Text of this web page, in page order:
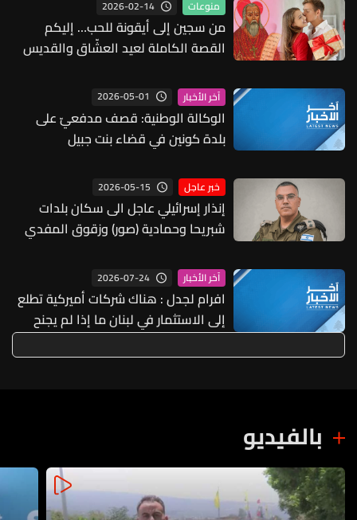
منوعات 2026-02-14
من سجين إلى أيقونة للحب… إليكم
القصة الكاملة لعيد العشّاق والقديس
التاريخ
آخر الأخبار 2026-05-01
الوكالة الوطنية: قصف مدفعيّ على
بلدة كونين في قضاء بنت جبيل
خبر عاجل 2026-05-15
إنذار إسرائيلي عاجل الى سكان بلدات
شبريحا وحمادية (صور) وزقوق المفدي
آخر الأخبار 2026-07-24
افرام لجدل : هناك شركات أميركية تطلع
إلى الاستثمار في لبنان ما إذا لم يجنح
الأخير نحو حرب جديدة في الأيّام القليلة
المقبلة وعملية الاستثمارات قد تكون
بالفيديو